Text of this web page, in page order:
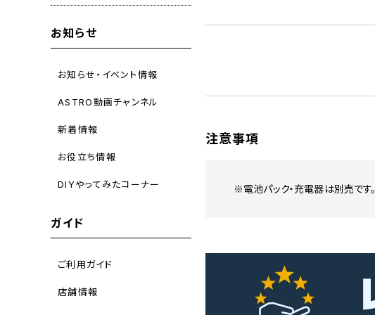
お知らせ
お知らせ・イベント情報
ASTRO動画チャンネル
新着情報
お役立ち情報
DIYやってみたコーナー
ガイド
ご利用ガイド
店舗情報
注意事項
※電池パック・充電器は別売です。